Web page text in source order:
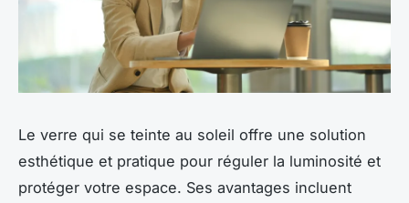
Le verre qui se teinte au soleil offre une solution
esthétique et pratique pour réguler la luminosité et
protéger votre espace. Ses avantages incluent